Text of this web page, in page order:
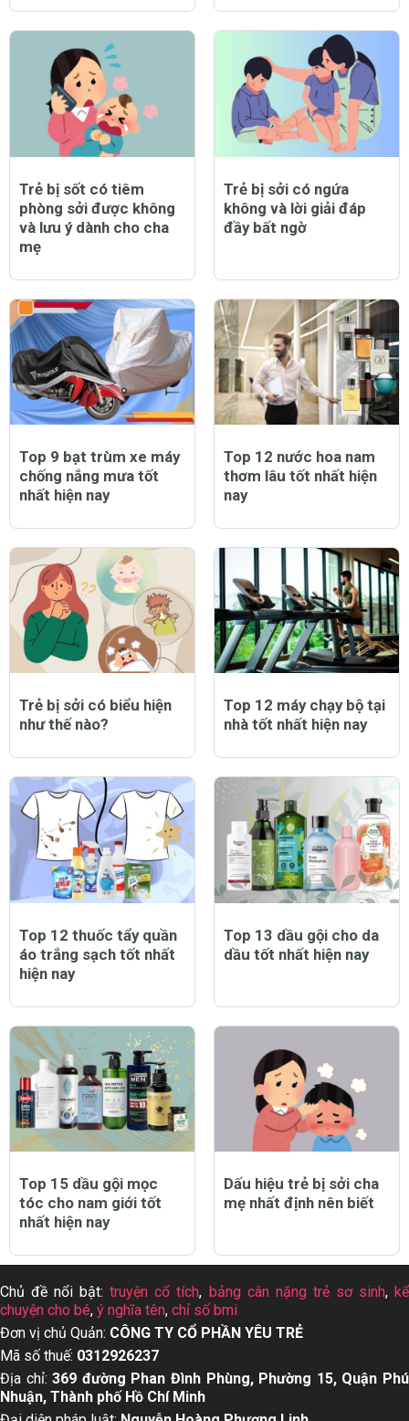
Trẻ bị sốt có tiêm
phòng sởi được không
và lưu ý dành cho cha
mẹ
Trẻ bị sởi có ngứa
không và lời giải đáp
đầy bất ngờ
Top 9 bạt trùm xe máy
chống nắng mưa tốt
nhất hiện nay
Top 12 nước hoa nam
thơm lâu tốt nhất hiện
nay
Trẻ bị sởi có biểu hiện
như thế nào?
Top 12 máy chạy bộ tại
nhà tốt nhất hiện nay
Top 12 thuốc tẩy quần
áo trắng sạch tốt nhất
hiện nay
Top 13 dầu gội cho da
dầu tốt nhất hiện nay
Top 15 dầu gội mọc
tóc cho nam giới tốt
nhất hiện nay
Dấu hiệu trẻ bị sởi cha
mẹ nhất định nên biết
Chủ đề nổi bật:truyện cổ tích, bảng cân nặng trẻ sơ sinh,kể
chuyện cho bé, ý nghĩa tên, chỉ số bmi
Đơn vị chủ Quản: CÔNG TY CỔ PHẦN YÊU TRẺ
Mã số thuế: 0312926237
Địa chỉ:369 đường Phan Đình Phùng, Phường 15, Quận Phú
Nhuận, Thành phố Hồ Chí Minh